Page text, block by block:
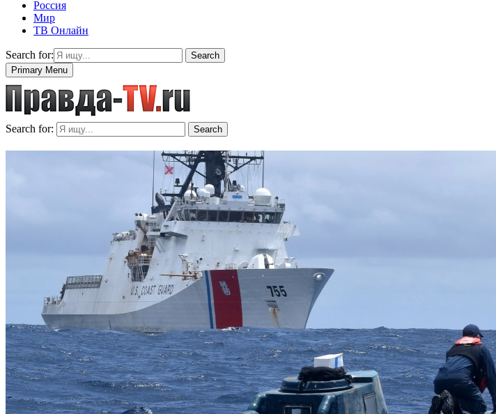
Россия
Мир
ТВ Онлайн
Search for:
Search
Primary Menu
Search for: Search